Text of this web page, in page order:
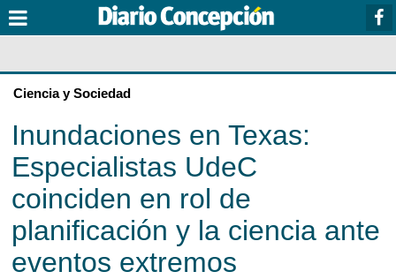
Ciencia y Sociedad
Inundaciones en Texas:
Especialistas UdeC
coinciden en rol de
planificación y la ciencia ante
eventos extremos